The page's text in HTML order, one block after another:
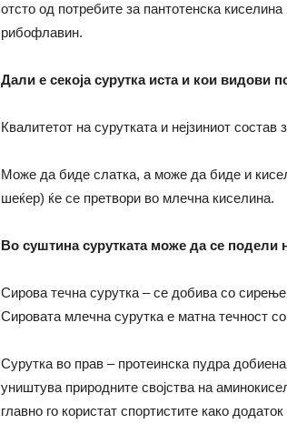
отсто од потребите за пантотенска
рибофлавин.
Дали е секоја сурутка иста и кои видови
Квалитетот на сурутката и нејзиниот
Може да биде слатка, а може да биде и
шеќер) ќе се претвори во млечна киселина.
Во суштина сурутката може да се подели
Сирова течна сурутка – се добива со
Сировата млечна сурутка е матна течност
Сурутка во прав – протеинска пудра
уништува природните својства на
главно го користат спортистите како